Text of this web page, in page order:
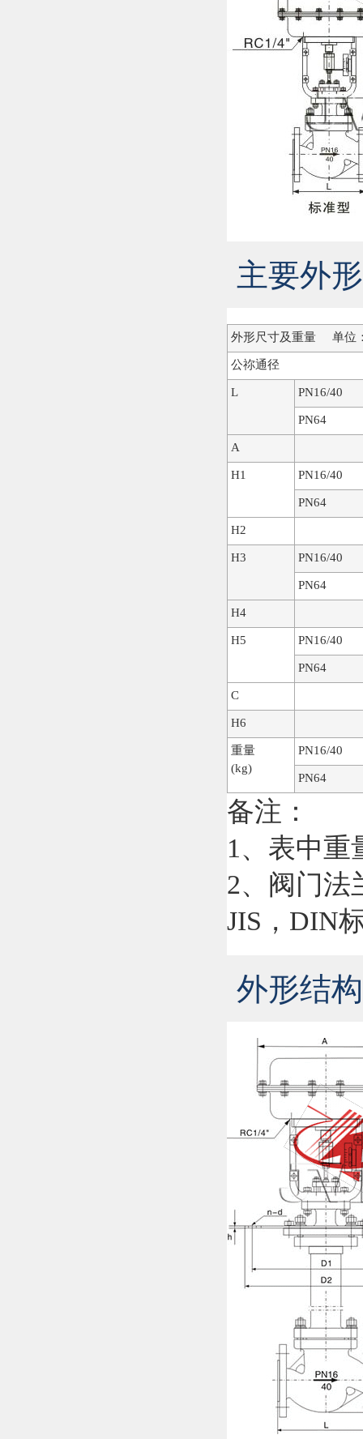
主要外
外形尺寸及重量 单位
公祢通径
L PN16/40
PN64
A
H1 PN16/40
PN64
H2
H3 PN16/40
PN64
H4
H5 PN16/40
PN64
C
H6
重量
(kg)
PN16/40
PN64
备注：
1、表中重
2、阀门法
JIS，DIN
外形结